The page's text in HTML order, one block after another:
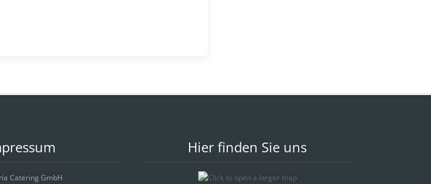
Catering GmbH
Hier finden Sie uns